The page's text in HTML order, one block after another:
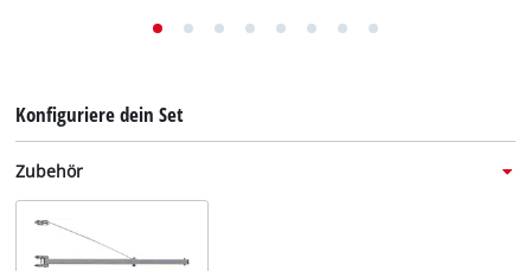
Konfiguriere dein Set
Zubehör